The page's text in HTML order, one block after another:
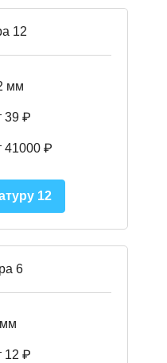
12
мм
39 ₽
41000 ₽
12
6
12 ₽